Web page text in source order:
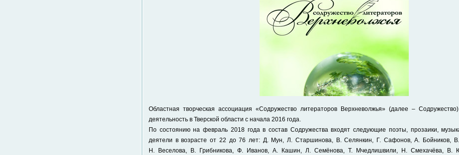
Областная творческая ассоциация «Содружество литераторов Верхневолжья» (далее –
деятельность в Тверской области с начала 2016 года.
По состоянию на февраль 2018 года в состав Содружества входят следующие поэты, прозаики,
деятели в возрасте от 22 до 76 лет: Д. Мун, Л. Старшинова, В. Селянкин, Г. Сафонов, А. Бойников,
Н. Веселова, В. Грибникова, Ф. Иванов, А. Кашин, Л. Семёнова, Т. Мчедлишвили, Н. Смехачёва, В.